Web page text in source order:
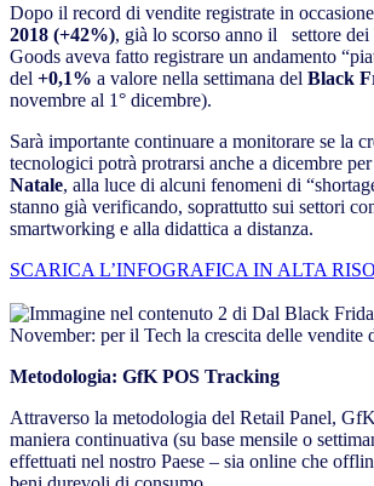
Dopo il record di vendite registrate in
2018 (+42%), già lo scorso anno il settore dei
Goods aveva fatto registrare un andamento
del +0,1% a valore nella settimana del Black
novembre al 1° dicembre).
Sarà importante continuare a monitorare se la
tecnologici potrà protrarsi anche a dicembre
Natale, alla luce di alcuni fenomeni di
stanno già verificando, soprattutto sui settori
smartworking e alla didattica a distanza.
SCARICA L’INFOGRAFICA IN ALTA
Metodologia: GfK POS Tracking
Attraverso la metodologia del Retail Panel,
maniera continuativa (su base mensile o
effettuati nel nostro Paese – sia online che